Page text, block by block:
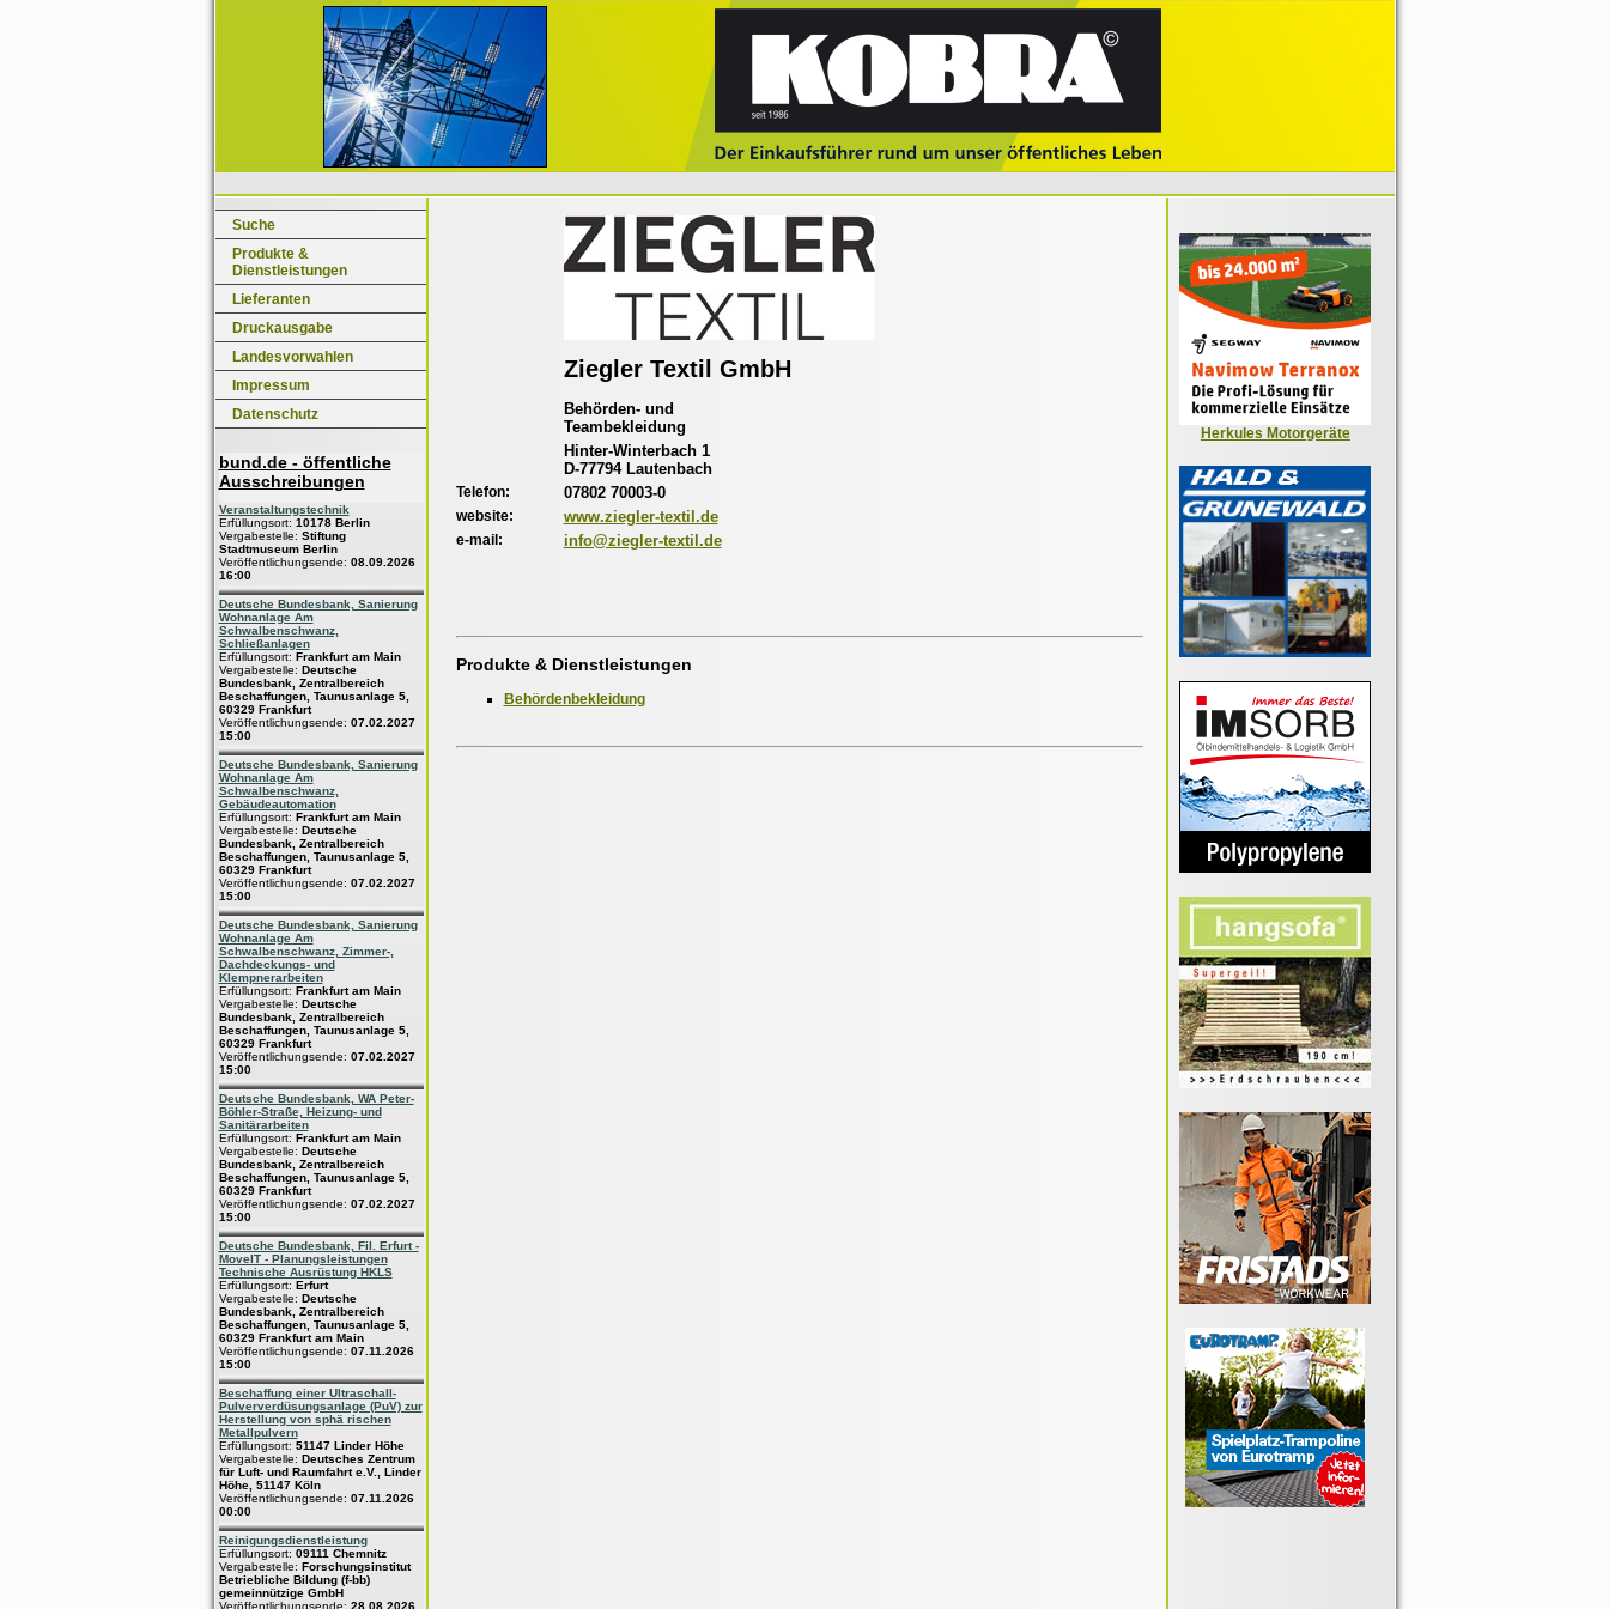
Suche
Produkte &
Dienstleistungen
Lieferanten
Druckausgabe
Landesvorwahlen
Impressum
Datenschutz
bund.de - öffentliche
Ausschreibungen
Veranstaltungstechnik
Erfüllungsort: 10178 Berlin
Vergabestelle: Stiftung
Stadtmuseum Berlin
Veröffentlichungsende: 08.09.2026
16:00
Deutsche Bundesbank, Sanierung
Wohnanlage Am
Schwalbenschwanz,
Schließanlagen
Erfüllungsort: Frankfurt am Main
Vergabestelle: Deutsche
Bundesbank, Zentralbereich
Beschaffungen, Taunusanlage 5,
60329 Frankfurt
Veröffentlichungsende: 07.02.2027
15:00
Deutsche Bundesbank, Sanierung
Wohnanlage Am
Schwalbenschwanz,
Gebäudeautomation
Erfüllungsort: Frankfurt am Main
Vergabestelle: Deutsche
Bundesbank, Zentralbereich
Beschaffungen, Taunusanlage 5,
60329 Frankfurt
Veröffentlichungsende: 07.02.2027
15:00
Deutsche Bundesbank, Sanierung
Wohnanlage Am
Schwalbenschwanz, Zimmer-,
Dachdeckungs- und
Klempnerarbeiten
Erfüllungsort: Frankfurt am Main
Vergabestelle: Deutsche
Bundesbank, Zentralbereich
Beschaffungen, Taunusanlage 5,
60329 Frankfurt
Veröffentlichungsende: 07.02.2027
15:00
Deutsche Bundesbank, WA Peter-
Böhler-Straße, Heizung- und
Sanitärarbeiten
Erfüllungsort: Frankfurt am Main
Vergabestelle: Deutsche
Bundesbank, Zentralbereich
Beschaffungen, Taunusanlage 5,
60329 Frankfurt
Veröffentlichungsende: 07.02.2027
15:00
Deutsche Bundesbank, Fil. Erfurt -
MoveIT - Planungsleistungen
Technische Ausrüstung HKLS
Erfüllungsort: Erfurt
Vergabestelle: Deutsche
Bundesbank, Zentralbereich
Beschaffungen, Taunusanlage 5,
60329 Frankfurt am Main
Veröffentlichungsende: 07.11.2026
15:00
Beschaffung einer Ultraschall-
Pulververdüsungsanlage (PuV) zur
Herstellung von sphä rischen
Metallpulvern
Erfüllungsort: 51147 Linder Höhe
Vergabestelle: Deutsches Zentrum
für Luft- und Raumfahrt e.V., Linder
Höhe, 51147 Köln
Veröffentlichungsende: 07.11.2026
00:00
Reinigungsdienstleistung
Erfüllungsort: 09111 Chemnitz
Vergabestelle: Forschungsinstitut
Betriebliche Bildung (f-bb)
gemeinnützige GmbH
Veröffentlichungsende: 28.08.2026
Ziegler Textil GmbH
Behörden- und
Teambekleidung
Hinter-Winterbach 1
D-77794 Lautenbach
Telefon: 07802 70003-0
website: www.ziegler-textil.de
e-mail: info@ziegler-textil.de
Produkte & Dienstleistungen
Behördenbekleidung
Herkules Motorgeräte